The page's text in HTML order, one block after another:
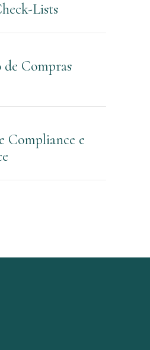
Lists
de Compras
Compliance e